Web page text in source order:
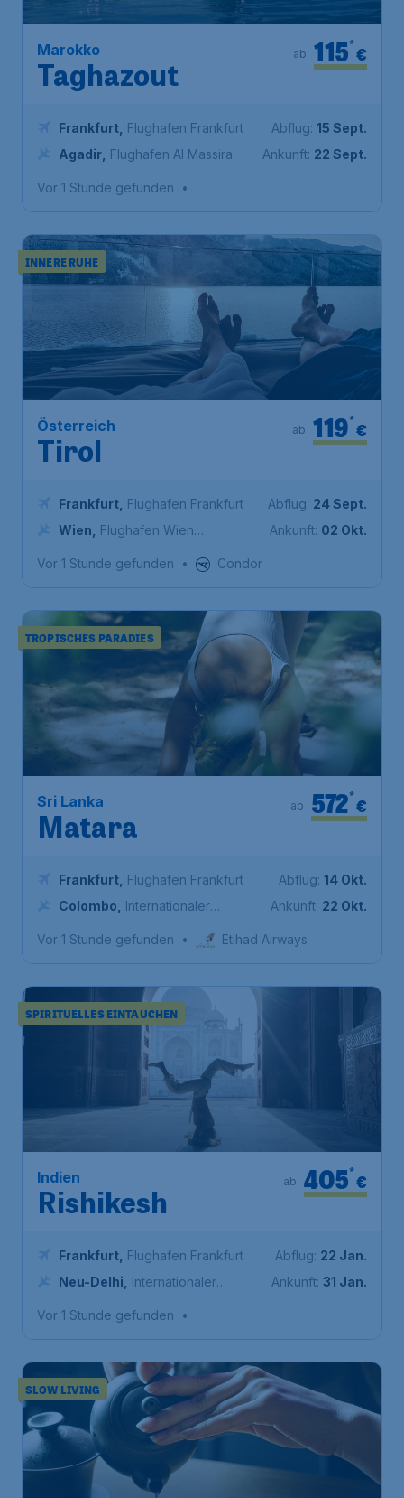
Marokko
Taghazout
€
115*
ab
Frankfurt Flughafen Frankfurt
Agadir Flughafen Al Massira
Abflug: 15 Sept.
Ankunft: 22 Sept.
Vor 1 Stunde gefunden •
INNERE RUHE
Österreich
Tirol
€
119*
ab
Frankfurt Flughafen Frankfurt
Wien
Flughafen Wien
Abflug: 24 Sept.
Ankunft: 02 Okt.
Vor 1 Stunde gefunden • Condor
TROPISCHES PARADIES
Sri Lanka
Matara
€
572*
ab
Frankfurt Flughafen Frankfurt
Colombo
Internationaler
Abflug: 14 Okt.
Ankunft: 22 Okt.
Vor 1 Stunde gefunden • Etihad Airways
SPIRITUELLES EINTAUCHEN
Indien
Rishikesh
€
405*
ab
Frankfurt Flughafen Frankfurt
Neu-Delhi
Internationaler
Abflug: 22 Jan.
Ankunft: 31 Jan.
Vor 1 Stunde gefunden •
SLOW LIVING